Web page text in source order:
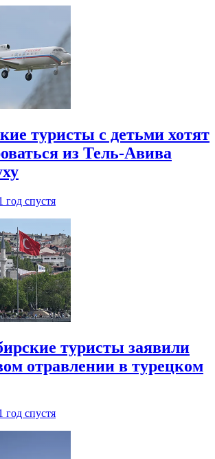
туристы с детьми хотят
из Тель-Авива
год спустя
туристы заявили
отравлении в турецком
год спустя